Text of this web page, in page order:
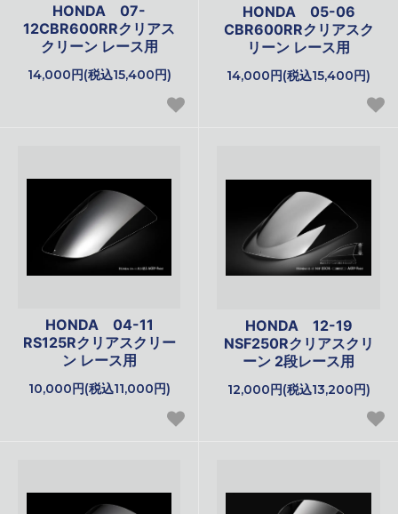
HONDA 07-
12CBR600RRクリアス
クリーン レース用
14,000円(税込15,400円)
HONDA 05-06
CBR600RRクリアスク
リーン レース用
14,000円(税込15,400円)
HONDA 04-11
RS125Rクリアスクリー
ン レース用
10,000円(税込11,000円)
HONDA 12-19
NSF250Rクリアスクリ
ーン 2段レース用
12,000円(税込13,200円)